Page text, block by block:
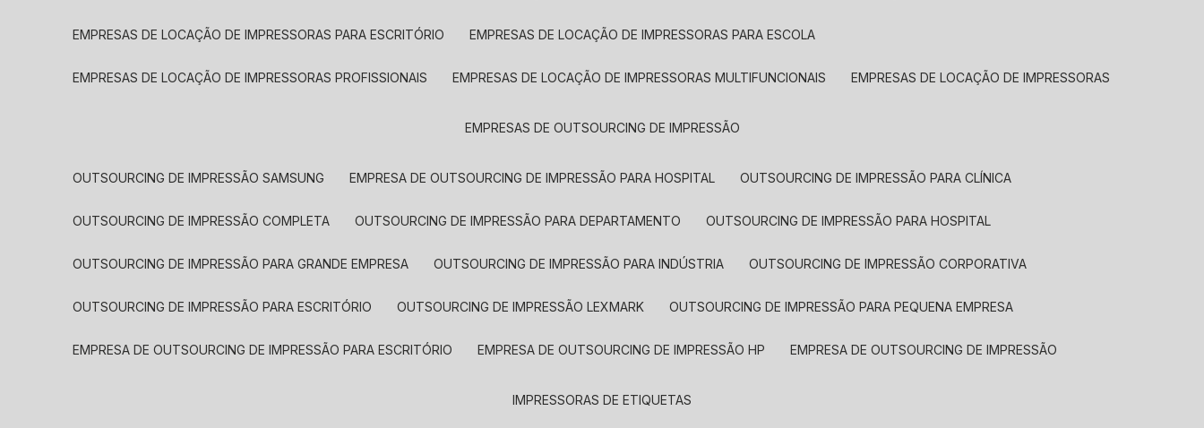
EMPRESAS DE LOCAÇÃO DE IMPRESSORAS PARA ESCRITÓRIO EMPRESAS DE LOCAÇÃO DE IMPRESSORAS PARA ESCOLA
EMPRESAS DE LOCAÇÃO DE IMPRESSORAS PROFISSIONAIS EMPRESAS DE LOCAÇÃO DE IMPRESSORAS MULTIFUNCIONAIS EMPRESAS DE LOCAÇÃO DE IMPRESSORAS
EMPRESAS DE OUTSOURCING DE IMPRESSÃO
OUTSOURCING DE IMPRESSÃO SAMSUNG EMPRESA DE OUTSOURCING DE IMPRESSÃO PARA HOSPITAL OUTSOURCING DE IMPRESSÃO PARA CLÍNICA
OUTSOURCING DE IMPRESSÃO COMPLETA OUTSOURCING DE IMPRESSÃO PARA DEPARTAMENTO OUTSOURCING DE IMPRESSÃO PARA HOSPITAL
OUTSOURCING DE IMPRESSÃO PARA GRANDE EMPRESA OUTSOURCING DE IMPRESSÃO PARA INDÚSTRIA OUTSOURCING DE IMPRESSÃO CORPORATIVA
OUTSOURCING DE IMPRESSÃO PARA ESCRITÓRIO OUTSOURCING DE IMPRESSÃO LEXMARK OUTSOURCING DE IMPRESSÃO PARA PEQUENA EMPRESA
EMPRESA DE OUTSOURCING DE IMPRESSÃO PARA ESCRITÓRIO EMPRESA DE OUTSOURCING DE IMPRESSÃO HP EMPRESA DE OUTSOURCING DE IMPRESSÃO
IMPRESSORAS DE ETIQUETAS